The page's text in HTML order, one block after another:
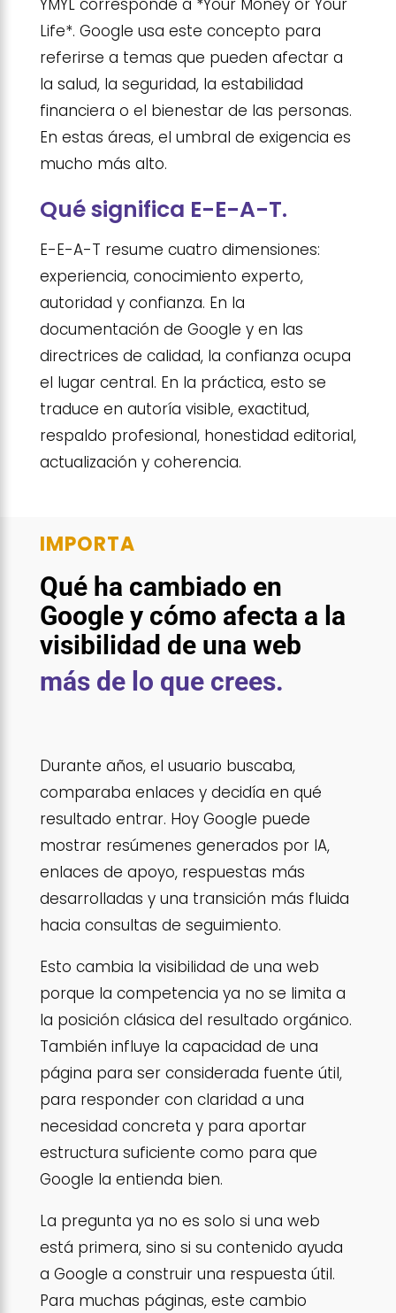
YMYL corresponde a *Your Money or Your
Life*. Google usa este concepto para
referirse a temas que pueden afectar a
la salud, la seguridad, la estabilidad
financiera o el bienestar de las personas.
En estas áreas, el umbral de exigencia es
mucho más alto.
Qué significa E-E-A-T.
E-E-A-T resume cuatro dimensiones:
experiencia, conocimiento experto,
autoridad y confianza. En la
documentación de Google y en las
directrices de calidad, la confianza ocupa
el lugar central. En la práctica, esto se
traduce en autoría visible, exactitud,
respaldo profesional, honestidad editorial,
actualización y coherencia.
IMPORTA
Qué ha cambiado en
Google y cómo afecta a la
visibilidad de una web
más de lo que crees.
Durante años, el usuario buscaba,
comparaba enlaces y decidía en qué
resultado entrar. Hoy Google puede
mostrar resúmenes generados por IA,
enlaces de apoyo, respuestas más
desarrolladas y una transición más fluida
hacia consultas de seguimiento.
Esto cambia la visibilidad de una web
porque la competencia ya no se limita a
la posición clásica del resultado orgánico.
También influye la capacidad de una
página para ser considerada fuente útil,
para responder con claridad a una
necesidad concreta y para aportar
estructura suficiente como para que
Google la entienda bien.
La pregunta ya no es solo si una web
está primera, sino si su contenido ayuda
a Google a construir una respuesta útil.
Para muchas páginas, este cambio